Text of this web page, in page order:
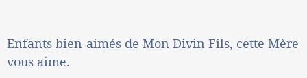
Enfants bien-aimés de Mon Divin Fils, cette Mère
vous aime.